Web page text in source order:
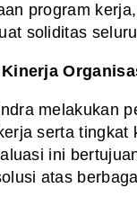
program
soliditas
melakukan
serta tingkat
ini
atas